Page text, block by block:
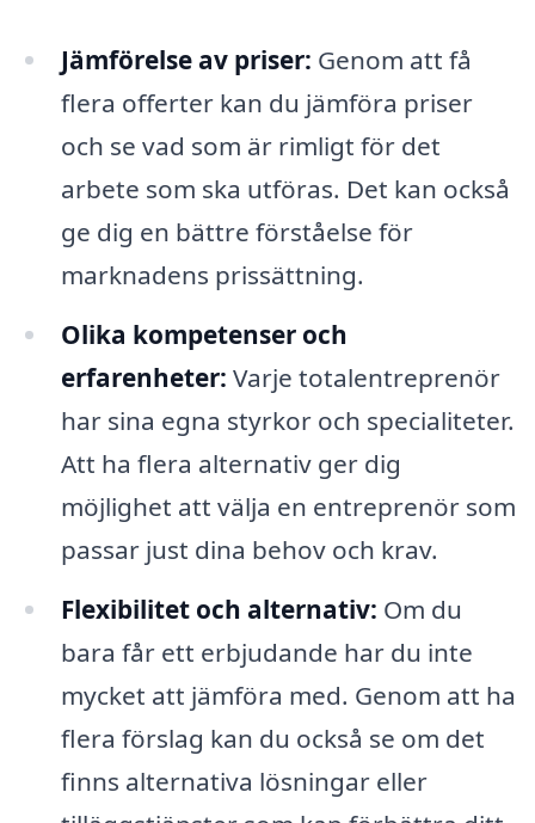
Jämförelse av priser: Genom att få
flera offerter kan du jämföra priser
och se vad som är rimligt för det
arbete som ska utföras. Det kan också
ge dig en bättre förståelse för
marknadens prissättning.
Olika kompetenser och
erfarenheter: Varje totalentreprenör
har sina egna styrkor och specialiteter.
Att ha flera alternativ ger dig
möjlighet att välja en entreprenör som
passar just dina behov och krav.
Flexibilitet och alternativ: Om du
bara får ett erbjudande har du inte
mycket att jämföra med. Genom att ha
flera förslag kan du också se om det
finns alternativa lösningar eller